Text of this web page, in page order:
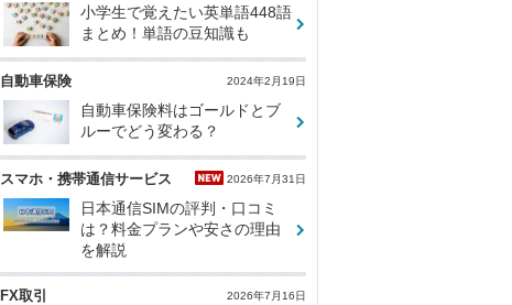
小学生で覚えたい英単語448語
まとめ！単語の豆知識も
自動車保険 2024年2月19日
自動車保険料はゴールドとブ
ルーでどう変わる？
スマホ・携帯通信サービス 2026年7月31日
日本通信SIMの評判・口コミ
は？料金プランや安さの理由
を解説
FX取引 2026年7月16日